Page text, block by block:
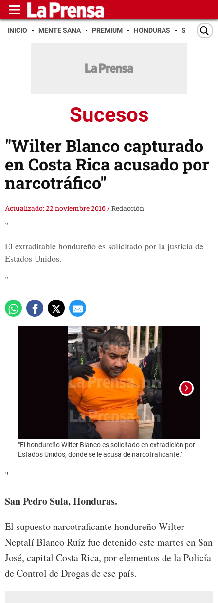
INICIO MENTE SANA PREMIUM HONDURAS SAN PEDRO
Sucesos
"Wilter Blanco capturado
en Costa Rica acusado por
narcotráfico"
Actualizado: 22 noviembre 2016/Redacción
"
El extraditable hondureño es solicitado por la justicia de
Estados Unidos.
"
"El hondureño Wilter Blanco es solicitado en extradición por
Estados Unidos, donde se le acusa de narcotraficante."
"
San Pedro Sula, Honduras.
El supuesto narcotraficante hondureño Wilter
Neptalí Blanco Ruíz fue detenido este martes en San
José, capital Costa Rica, por elementos de la Policía
de Control de Drogas de ese país.